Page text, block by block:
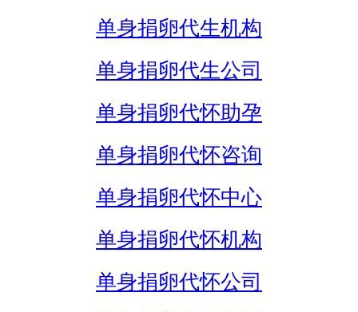
单身捐卵代生机构
单身捐卵代生公司
单身捐卵代怀助孕
单身捐卵代怀咨询
单身捐卵代怀中心
单身捐卵代怀机构
单身捐卵代怀公司